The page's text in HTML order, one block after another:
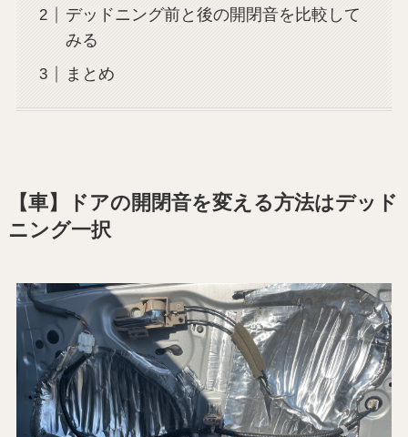
デッドニング前と後の開閉音を比較して
みる
まとめ
【車】ドアの開閉音を変える方法はデッド
ニング一択